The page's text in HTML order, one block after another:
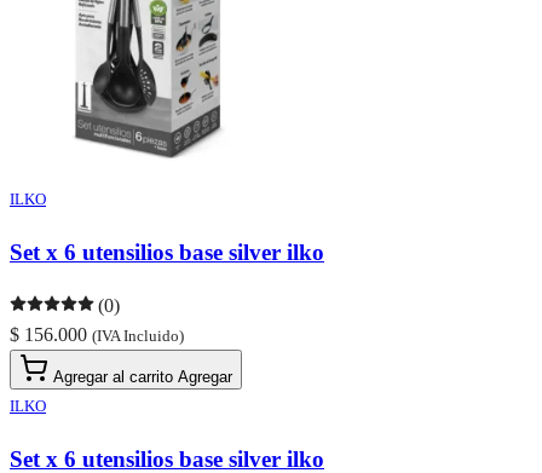
ILKO
Set x 6 utensilios base silver ilko
(0)
$ 156.000 (IVA Incluido)
Agregar al carrito Agregar
ILKO
Set x 6 utensilios base silver ilko